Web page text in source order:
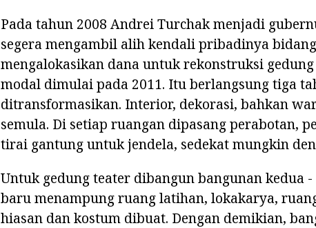
Pada tahun 2008 Andrei Turchak menjadi
segera mengambil alih kendali pribadinya
mengalokasikan dana untuk rekonstruksi
modal dimulai pada 2011. Itu berlangsung tiga
ditransformasikan. Interior, dekorasi, bahkan
semula. Di setiap ruangan dipasang perabotan,
tirai gantung untuk jendela, sedekat mungkin
Untuk gedung teater dibangun bangunan kedua
baru menampung ruang latihan, lokakarya,
hiasan dan kostum dibuat. Dengan demikian,